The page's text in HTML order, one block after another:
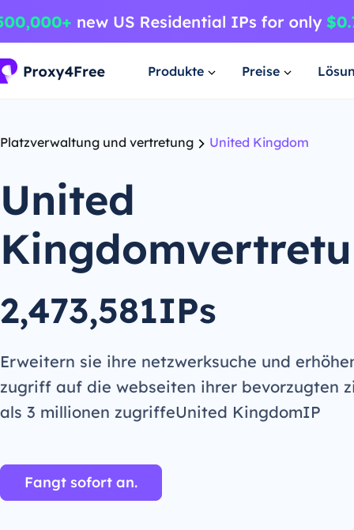
Produkte Preise
Platzverwaltung und vertretung United Kingdom
United
2,473,581IPs
Erweitern sie ihre netzwerksuche und
zugriff auf die webseiten ihrer bevorzugten
als 3 millionen zugriffeUnited KingdomIP
Fangt sofort an.